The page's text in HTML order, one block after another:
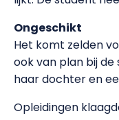
Ongeschikt
Het komt zelden
ook van plan bij
haar dochter en
Opleidingen